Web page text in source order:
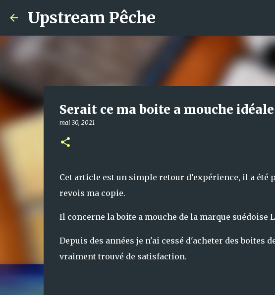
Upstream Pêche
Serait ce ma boite a mouche idéale
mai 30, 2021
Cet article est un simple retour d’expérience, il a été
revois ma copie.
Il concerne la boite a mouche de la marque suédoise
Depuis des années je n'ai cessé d'acheter des boites
vraiment trouvé de satisfaction.